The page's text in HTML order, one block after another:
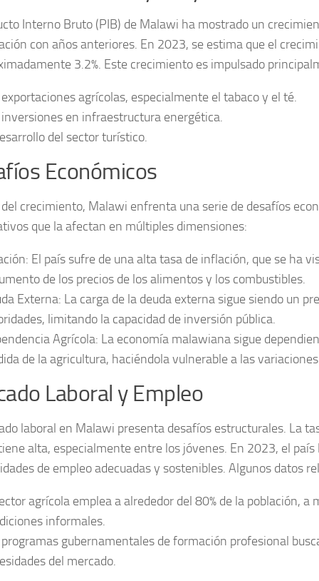
Interno Bruto (PIB) de Malawi ha mostrado un
con años anteriores. En 2023, se estima que el
3.2%. Este crecimiento es impulsado
agrícolas, especialmente el tabaco y el té.
en infraestructura energética.
del sector turístico.
Económicos
crecimiento, Malawi enfrenta una serie de desafíos
que la afectan en múltiples dimensiones:
El país sufre de una alta tasa de inflación, que se ha
de los precios de los alimentos y los combustibles.
Externa: La carga de la deuda externa sigue siendo un
limitando la capacidad de inversión pública.
Agrícola: La economía malawiana sigue
de la agricultura, haciéndola vulnerable a las
Laboral y Empleo
laboral en Malawi presenta desafíos estructurales. La
alta, especialmente entre los jóvenes. En 2023, el país
de empleoadecuadas y sostenibles. Algunos datos
agrícola emplea a alrededor del 80% de la población, a
informales.
gubernamentales de formación profesional
del mercado.